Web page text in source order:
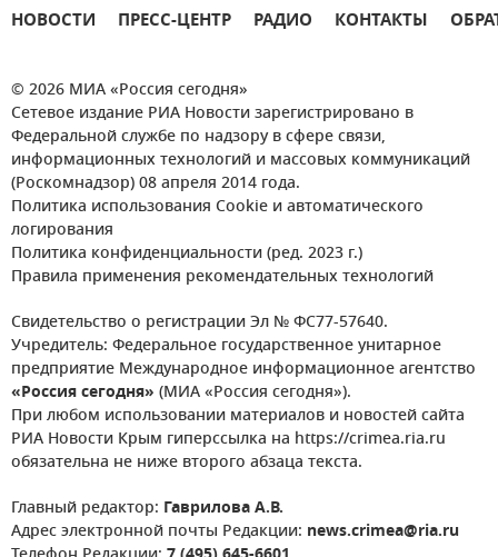
НОВОСТИ ПРЕСС-ЦЕНТР РАДИО КОНТАКТЫ
© 2026 МИА «Россия сегодня»
Сетевое издание РИА Новости зарегистрировано в
Федеральной службе по надзору в сфере связи,
информационных технологий и массовых коммуникаций
(Роскомнадзор) 08 апреля 2014 года.
Политика использования Cookie и автоматического
логирования
Политика конфиденциальности (ред. 2023 г.)
Правила применения рекомендательных технологий
Свидетельство о регистрации Эл № ФС77-57640.
Учредитель: Федеральное государственное унитарное
предприятие Международное информационное агентство
«Россия сегодня» (МИА «Россия сегодня»).
При любом использовании материалов и новостей сайта
РИА Новости Крым гиперссылка на https://crimea.ria.ru
обязательна не ниже второго абзаца текста.
Главный редактор: Гаврилова А.В.
Адрес электронной почты Редакции: news.crimea@ria.ru